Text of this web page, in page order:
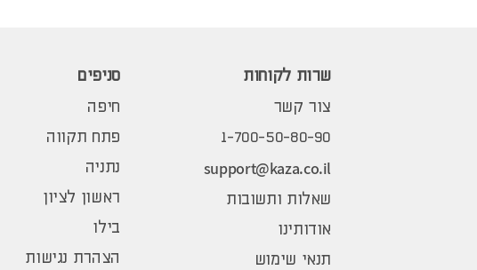
שרות לקוחות
צור קשר
1-700-50-80-90
support@kaza.co.il
שאלות ותשובות
אודותינו
תנאי שימוש
סניפים
חיפה
פתח תקווה
נתניה
ראשון לציון
בילו
הצהרת נגישות